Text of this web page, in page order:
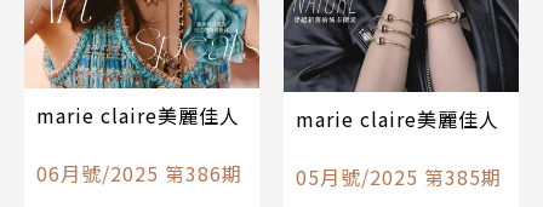
marie claire美麗佳人
06月號/2025 第386期
marie claire美麗佳人
05月號/2025 第385期